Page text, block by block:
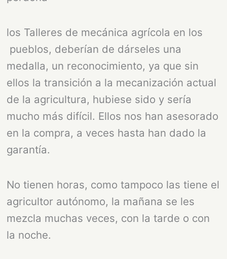
los Talleres de mecánica agrícola en los
pueblos, deberían de dárseles una
medalla, un reconocimiento, ya que sin
ellos la transición a la mecanización actual
de la agricultura, hubiese sido y sería
mucho más difícil. Ellos nos han asesorado
en la compra, a veces hasta han dado la
garantía.
No tienen horas, como tampoco las tiene el
agricultor autónomo, la mañana se les
mezcla muchas veces, con la tarde o con
la noche.